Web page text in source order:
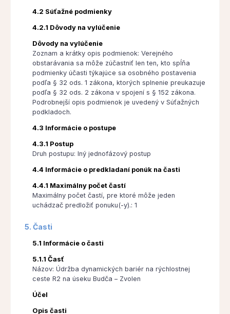
4.2 Súťažné podmienky
4.2.1 Dôvody na vylúčenie
Dôvody na vylúčenie
Zoznam a krátky opis podmienok: Verejného
obstarávania sa môže zúčastniť len ten, kto spĺňa
podmienky účasti týkajúce sa osobného postavenia
podľa § 32 ods. 1 zákona, ktorých splnenie preukazuje
podľa § 32 ods. 2 zákona v spojení s § 152 zákona.
Podrobnejší opis podmienok je uvedený v Súťažných
podkladoch.
4.3 Informácie o postupe
4.3.1 Postup
Druh postupu: Iný jednofázový postup
4.4 Informácie o predkladaní ponúk na časti
4.4.1 Maximálny počet častí
Maximálny počet častí, pre ktoré môže jeden
uchádzač predložiť ponuku(-y).: 1
5. Časti
5.1 Informácie o časti
5.1.1 Časť
Názov: Údržba dynamických bariér na rýchlostnej
ceste R2 na úseku Budča – Zvolen
Účel
Opis časti